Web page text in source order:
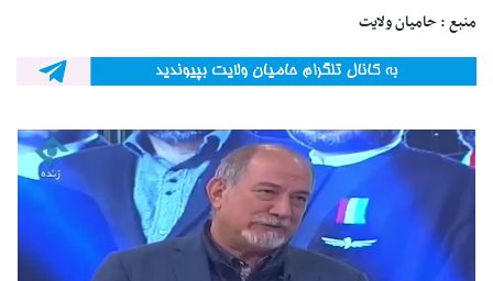
منبع : حامیان ولایت